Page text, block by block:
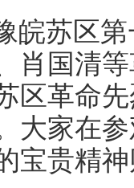
皖苏区
肖国清
区革命
大家在
宝贵精